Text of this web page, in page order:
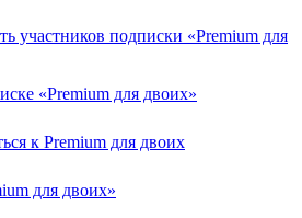
участников подписки «Premium для
«Premium для двоих»
к Premium для двоих
для двоих»